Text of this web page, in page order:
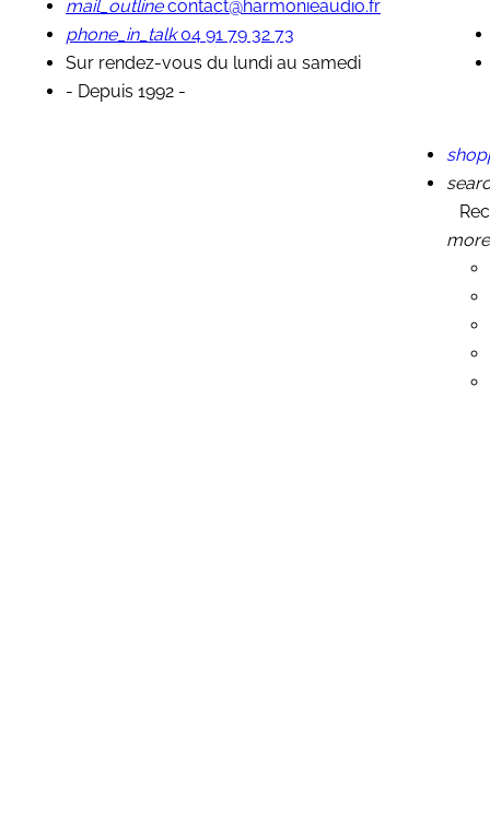
mail_outline contact@harmonieaudio.fr
phone_in_talk 04 91 79 32 73
Sur rendez-vous du lundi au samedi
- Depuis 1992 -